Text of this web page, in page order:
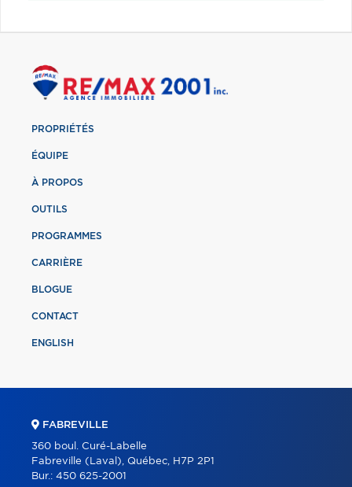
PROPRIÉTÉS
ÉQUIPE
À PROPOS
OUTILS
PROGRAMMES
CARRIÈRE
BLOGUE
CONTACT
ENGLISH
FABREVILLE
360 boul. Curé-Labelle
Fabreville (Laval), Québec, H7P 2P1
Bur.: 450 625-2001